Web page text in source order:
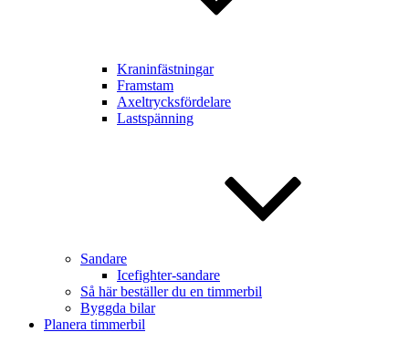
Kraninfästningar
Framstam
Axeltrycksfördelare
Lastspänning
Sandare
Icefighter-sandare
Så här beställer du en timmerbil
Byggda bilar
Planera timmerbil